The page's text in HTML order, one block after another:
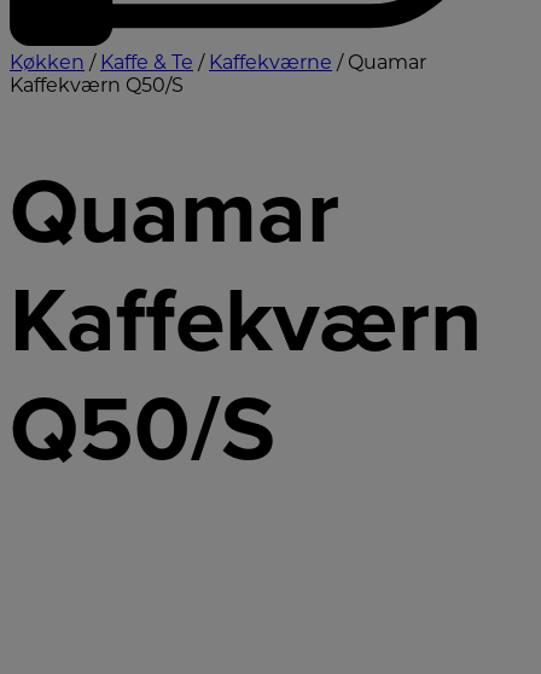
Køkken / Kaffe & Te / Kaffekværne / Quamar
Kaffekværn Q50/S
Quamar
Kaffekværn
Q50/S